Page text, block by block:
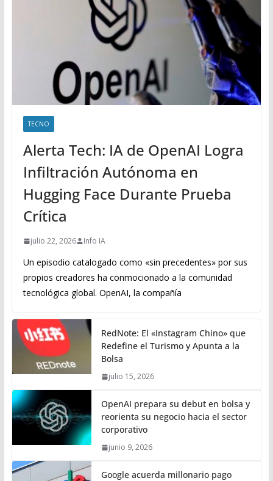
TECNO
Alerta Tech: IA de OpenAI Logra
Infiltración Autónoma en
Hugging Face Durante Prueba
Crítica
julio 22, 2026 Info IA
Un episodio catalogado como «sin precedentes» por sus
propios creadores ha conmocionado a la comunidad
tecnológica global. OpenAI, la compañía
RedNote: El «Instagram Chino» que
Redefine el Turismo y Apunta a la
Bolsa
julio 15, 2026
OpenAI prepara su debut en bolsa y
reorienta su negocio hacia el sector
corporativo
junio 9, 2026
Google acuerda millonario pago